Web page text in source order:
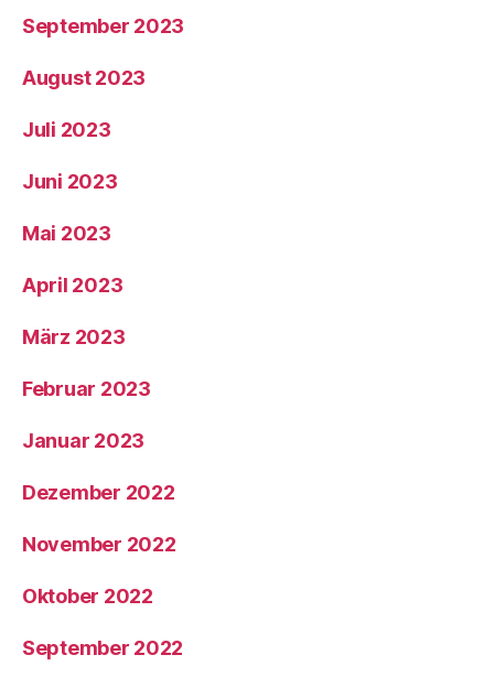
September 2023
August 2023
Juli 2023
Juni 2023
Mai 2023
April 2023
März 2023
Februar 2023
Januar 2023
Dezember 2022
November 2022
Oktober 2022
September 2022